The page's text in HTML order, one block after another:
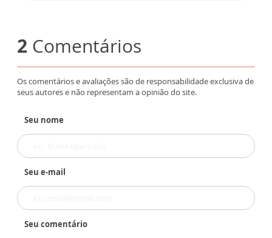
2 Comentários
Os comentários e avaliações são de responsabilidade exclusiva de
seus autores e não representam a opinião do site.
Seu nome
Seu e-mail
Seu comentário